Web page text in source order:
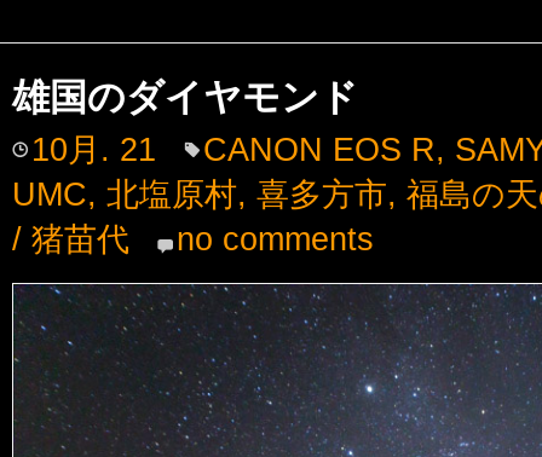
雄国のダイヤモンド
10月. 21 CANON EOS R,
UMC, 北塩原村, 喜多方市, 福島の
/ 猪苗代
no comments